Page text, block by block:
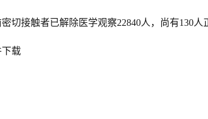
密切接触者已解除医学观察22840人，尚有130人
下载